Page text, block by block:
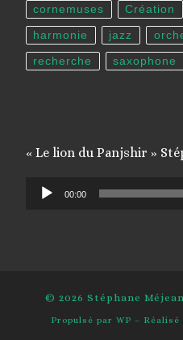
cornemuses Création
harmonie jazz
recherche saxophone
« Le lion du Panjshir »
Lecteur
audio
00:00
© 2026 Stéphane Méjean
Propulsé par WP – Réalisé